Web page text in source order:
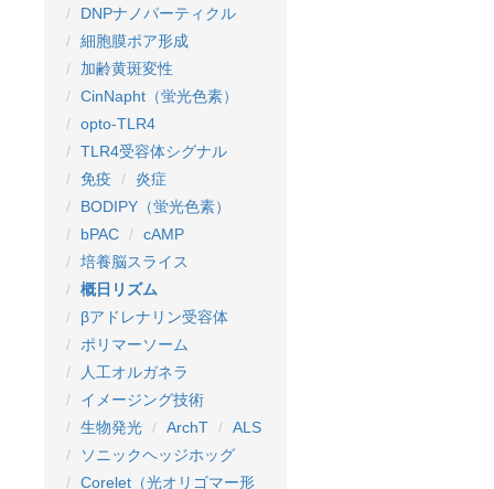
DNPナノパーティクル
細胞膜ポア形成
加齢黄斑変性
CinNapht（蛍光色素）
opto-TLR4
TLR4受容体シグナル
免疫
炎症
BODIPY（蛍光色素）
bPAC
cAMP
培養脳スライス
概日リズム
βアドレナリン受容体
ポリマーソーム
人工オルガネラ
イメージング技術
生物発光
ArchT
ALS
ソニックヘッジホッグ
Corelet（光オリゴマー形